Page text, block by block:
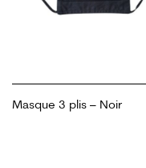
Masque 3 plis – Noir